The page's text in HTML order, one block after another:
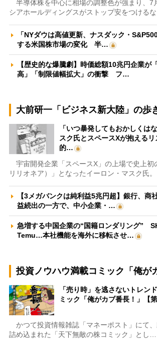
半導体株を中心に相場の調整色が強まり、7
シアホールディングスがストップ安をつける
「NYダウは高値更新、ナスダック・
する米国株市場の変化 半…
【歴史的な爆騰劇】時価総額10兆円企業が
高」「制限値幅拡大」の衝撃 フ…
大前研一「ビジネス新大陸」の歩
「いつ暴発してもおかしくは
スク氏とスペースXが抱える
的…
宇宙開発企業「スペースX」の上場で史上初
リリオネア）」となったイーロン・マスク氏
【3メガバンクは純利益5兆円超】銀行、商
益続出の一方で、中小企業・…
急増する中国企業の“国籍ロンダリング”
Temu…本社機能を海外に移転させ…
投資ノウハウ満載コミック「俺が
「売り時」を逃さないトレ
ミック「俺がカブ番長！」【第
かつて投資情報雑誌「マネーポスト」にて
詰め込まれた「天下無敵の株コミック」とし…